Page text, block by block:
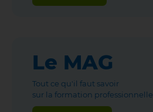
Le MAG
Tout ce qu'il faut savoir
sur la formation professionnelle